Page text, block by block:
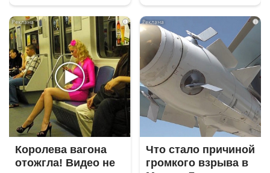
i
Королева вагона
отожгла! Видео не
i
Что стало причиной
громкого взрыва в